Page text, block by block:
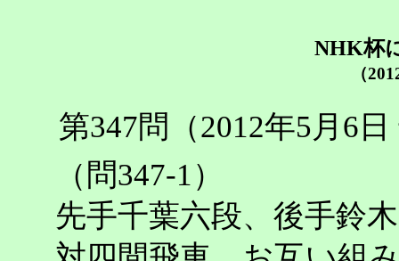
NHK杯
（
第347問（2012年5月6
（問347-1）
先手千葉六段、後手鈴